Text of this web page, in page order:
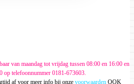
van maandag tot vrijdag tussen 08:00 en 16:00 en
op telefoonnummer 0181-673603.
af voor meer info bij onze voorwaarden OOK